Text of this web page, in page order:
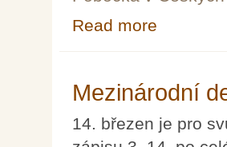
Read more
Mezinárodní
14. březen je pro